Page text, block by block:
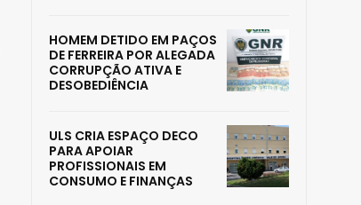
HOMEM DETIDO EM PAÇOS
DE FERREIRA POR ALEGADA
CORRUPÇÃO ATIVA E
DESOBEDIÊNCIA
ULS CRIA ESPAÇO DECO
PARA APOIAR
PROFISSIONAIS EM
CONSUMO E FINANÇAS